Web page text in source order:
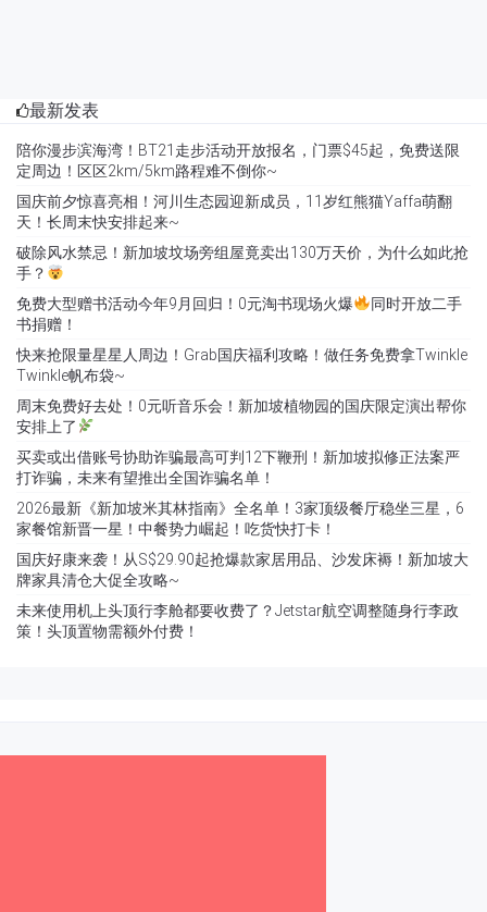
最新发表
陪你漫步滨海湾！BT21走步活动开放报名，门票$45起，免费送限
定周边！区区2km/5km路程难不倒你~
国庆前夕惊喜亮相！河川生态园迎新成员，11岁红熊猫Yaffa萌翻
天！长周末快安排起来~
破除风水禁忌！新加坡坟场旁组屋竟卖出130万天价，为什么如此抢
手？
免费大型赠书活动今年9月回归！0元淘书现场火爆
同时开放二手
书捐赠！
快来抢限量星星人周边！Grab国庆福利攻略！做任务免费拿Twinkle
Twinkle帆布袋~
周末免费好去处！0元听音乐会！新加坡植物园的国庆限定演出帮你
安排上了
买卖或出借账号协助诈骗最高可判12下鞭刑！新加坡拟修正法案严
打诈骗，未来有望推出全国诈骗名单！
2026最新《新加坡米其林指南》全名单！3家顶级餐厅稳坐三星，6
家餐馆新晋一星！中餐势力崛起！吃货快打卡！
国庆好康来袭！从S$29.90起抢爆款家居用品、沙发床褥！新加坡大
牌家具清仓大促全攻略~
未来使用机上头顶行李舱都要收费了？Jetstar航空调整随身行李政
策！头顶置物需额外付费！